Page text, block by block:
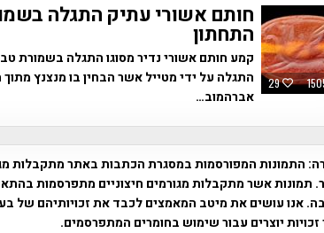
29
חותם אשורי עתיק התגלה
התחתון
קמע חותם אשורי נדיר מסוגו התגלה בשמורת
התגלה על ידי מטייל אשר הבחין בו מנצנץ
אברהמוב…
התמונות המפורסמות במסגרת הכתבות באתר מתקבלות
תמונות אשר מתקבלות מגורמים חיצוניים מתפרסמות
אנו עושים את מיטב המאמצים לכבד את זכויותיהם של
זכויות יוצרים עבור שימוש בחומרים המתפרסמים.